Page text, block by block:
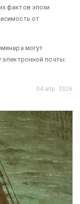
фактов эпохи
от
могут
электронной почты:
04 апр. 2026